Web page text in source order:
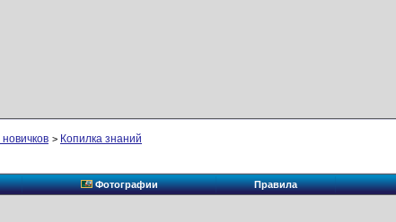
> Копилка знаний
Фотографии Правила